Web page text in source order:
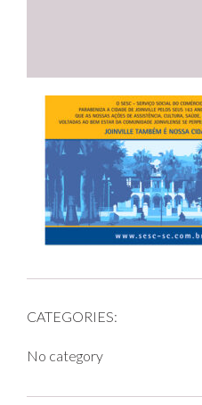
CATEGORIES:
No category